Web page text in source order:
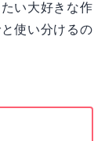
い大好きな作
使い分けるの